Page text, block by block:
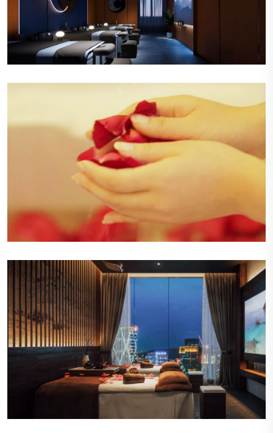
舒适的休息区
休息区布置有舒适的沙发和柔软的靠垫，旁边是明
亮的落地窗，让自然光线洒满整个空间，顾客可以
在这里悠闲地阅读或交谈。
宜人的香氛
空气中弥漫着淡淡的香薰气息，这些香氛不仅令人
愉悦，还能帮助顾客放松心情，提升整体的感官享
受。